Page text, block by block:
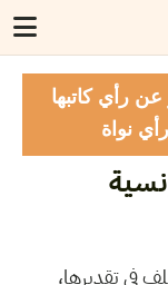
عن رأي كاتبها
نواة
في تقديرها،